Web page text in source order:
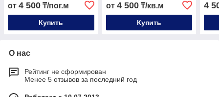
от 4 500 ₸/пог.м
Купить
от 4 500₸/кв.м
Купить
4
О нас
Рейтинг не сформирован
Менее 5 отзывов за последний год